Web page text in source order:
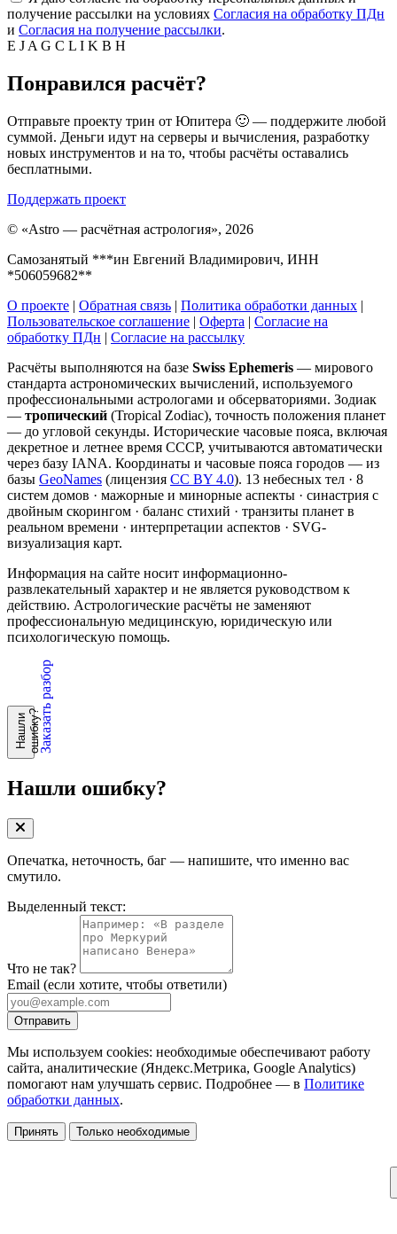
получение рассылки на условиях Согласия на обработку ПДн
и Согласия на получение рассылки.
E J A G C L I K B H
Понравился расчёт?
Отправьте проекту трин от Юпитера 🙂 — поддержите любой
суммой. Деньги идут на серверы и вычисления, разработку
новых инструментов и на то, чтобы расчёты оставались
бесплатными.
Поддержать проект
© «Astro — расчётная астрология», 2026
Самозанятый ***ин Евгений Владимирович, ИНН
*506059682**
О проекте | Обратная связь | Политика обработки данных |
Пользовательское соглашение | Оферта | Согласие на
обработку ПДн | Согласие на рассылку
Расчёты выполняются на базе Swiss Ephemeris — мирового
стандарта астрономических вычислений, используемого
профессиональными астрологами и обсерваториями. Зодиак
— тропический (Tropical Zodiac), точность положения планет
— до угловой секунды. Исторические часовые пояса, включая
декретное и летнее время СССР, учитываются автоматически
через базу IANA. Координаты и часовые пояса городов — из
базы GeoNames (лицензия CC BY 4.0). 13 небесных тел · 8
систем домов · мажорные и минорные аспекты · синастрия с
двойным скорингом · баланс стихий · транзиты планет в
реальном времени · интерпретации аспектов · SVG-
визуализация карт.
Информация на сайте носит информационно-
развлекательный характер и не является руководством к
действию. Астрологические расчёты не заменяют
профессиональную медицинскую, юридическую или
психологическую помощь.
Н
а
ш
л
и
о
ш
и
б
к
у?Заказать разбор
Нашли ошибку?
Опечатка, неточность, баг — напишите, что именно вас
смутило.
Выделенный текст:
Что не так?
Email (если хотите, чтобы ответили)
Отправить
Мы используем cookies: необходимые обеспечивают работу
сайта, аналитические (Яндекс.Метрика, Google Analytics)
помогают нам улучшать сервис. Подробнее — в Политике
обработки данных.
Принять Только необходимые